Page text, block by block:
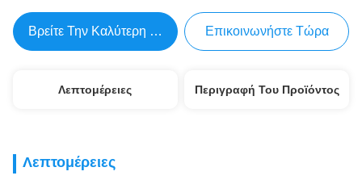
Βρείτε Την Καλύτερη Τιμή Επικοινωνήστε Τώρα
Λεπτομέρειες Περιγραφή Του Προϊόντος
Λεπτομέρειες